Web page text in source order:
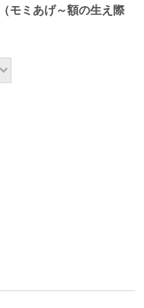
モミあげ～額の生え際